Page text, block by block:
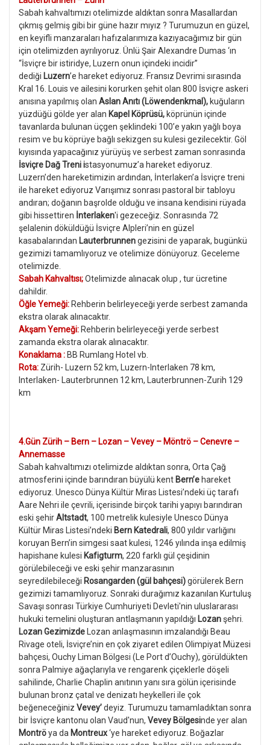
Sabah kahvaltımızı otelimizde aldıktan sonra Masallardan
çıkmış gelmiş gibi bir güne hazır mıyız ? Turumuzun en güzel,
en keyifli manzaraları hafızalarımıza kazıyacağımız bir gün
için otelimizden ayrılıyoruz. Ünlü Şair Alexandre Dumas ‘ın
“İsviçre bir istiridye, Luzern onun içindeki incidir”
dediği Luzern’e hareket ediyoruz. Fransız Devrimi sırasında
Kral 16. Louis ve ailesini korurken şehit olan 800 İsviçre askeri
anısına yapılmış olan Aslan Anıtı (Löwendenkmal), kuğuların
yüzdüğü gölde yer alan Kapel Köprüsü, köprünün içinde
tavanlarda bulunan üçgen şeklindeki 100’e yakın yağlı boya
resim ve bu köprüye bağlı sekizgen su kulesi gezilecektir. Göl
kıyısında yapacağınız yürüyüş ve serbest zaman sonrasında
İsviçre Dağ Treni istasyonumuz’a hareket ediyoruz.
Luzern’den hareketimizin ardından, İnterlaken’a İsviçre treni
ile hareket ediyoruz Varışımız sonrası pastoral bir tabloyu
andıran; doğanın başrolde olduğu ve insana kendisini rüyada
gibi hissettiren İnterlaken'i gezeceğiz. Sonrasında 72
şelalenin döküldüğü İsviçre Alpleri’nin en güzel
kasabalarından Lauterbrunnengezisini de yaparak, bugünkü
gezimizi tamamlıyoruz ve otelimize dönüyoruz. Geceleme
otelimizde.
Sabah Kahvaltısı;Otelimizde alınacak olup , tur ücretine
dahildir.
Öğle Yemeği: Rehberin belirleyeceği yerde serbest zamanda
ekstra olarak alınacaktır.
Akşam Yemeği: Rehberin belirleyeceği yerde serbest
zamanda ekstra olarak alınacaktır.
Konaklama : BB Rumlang Hotel vb.
Rota: Zürih- Luzern 52 km, Luzern-Interlaken 78 km,
nterlaken- Lauterbrunnen 12 km, Lauterbrunnen-Zurih 129
km
4.Gün Zürih – Bern – Lozan – Vevey – Möntrö – Cenevre –
Annemasse
Sabah kahvaltımızı otelimizde aldıktan sonra, Orta Çağ
atmosferini içinde barındıran büyülü kent Bern’e hareket
ediyoruz. Unesco Dünya Kültür Miras Listesi’ndeki üç tarafı
Aare Nehri ile çevrili, içerisinde birçok tarihi yapıyı barındıran
eski şehirAltstadt, 100 metrelik kulesiyle Unesco Dünya
Kültür Miras Listesi’ndeki Bern Katedrali, 800 yıldır varlığını
koruyan Bern’in simgesi saat kulesi, 1246 yılında inşa edilmiş
hapishane kulesi Kafigturm, 220 farklı gül çeşidinin
görülebileceği ve eski şehir manzarasının
seyredilebileceği Rosangarden (gül bahçesi)görülerek Bern
gezimizi tamamlıyoruz. Sonraki durağımız kazanılan Kurtuluş
Savaşı sonrası Türkiye Cumhuriyeti Devleti'nin uluslararası
hukuki temelini oluşturan antlaşmanın yapıldığı Lozanşehri.
Lozan Gezimizde Lozan anlaşmasının imzalandığı Beau
Rivage oteli, İsviçre’nin en çok ziyaret edilen Olimpiyat Müzesi
bahçesi, Ouchy Liman Bölgesi (Le Port d’Ouchy), görüldükten
sonra Palmiye ağaçlarıyla ve rengarenk çiçeklerle döşeli
sahilinde, Charlie Chaplin anıtının yanı sıra gölün içerisinde
bulunan bronz çatal ve denizatı heykelleri ile çok
beğeneceğiniz Vevey’deyiz. Turumuzu tamamladıktan sonra
bir İsviçre kantonu olan Vaud'nun, Vevey Bölgesinde yer alan
Montröya da Montreux‘ye hareket ediyoruz. Boğazlar